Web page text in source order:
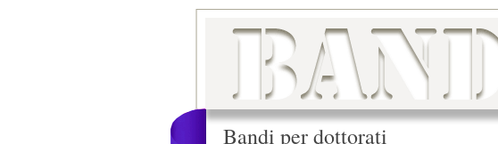
Bandi per dottorati